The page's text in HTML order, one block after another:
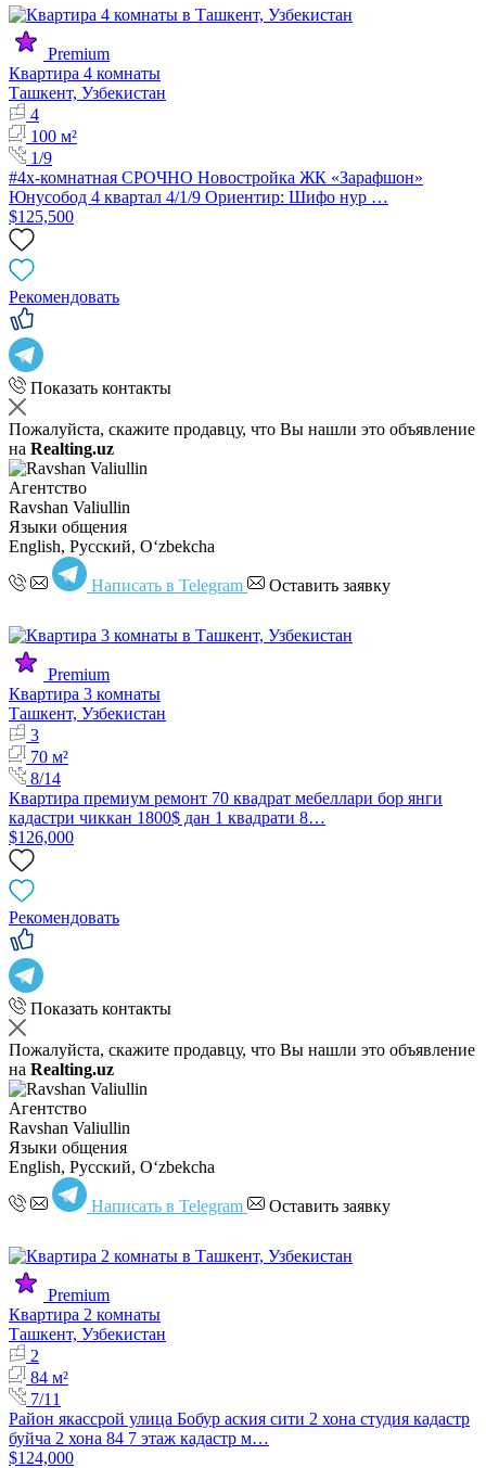
Premium
Квартира 4 комнаты
Ташкент, Узбекистан
4
100 м²
1/9
#4х-комнатная СРОЧНО Новостройка ЖК «Зарафшон»
Юнусобод 4 квартал 4/1/9 Ориентир: Шифо нур …
$125,500
Рекомендовать
Показать контакты
Пожалуйста, скажите продавцу, что Вы нашли это объявление
на Realting.uz
Агентство
Ravshan Valiullin
Языки общения
English, Русский, Oʻzbekcha
Написать в Telegram Оставить заявку
Premium
Квартира 3 комнаты
Ташкент, Узбекистан
3
70 м²
8/14
Квартира премиум ремонт 70 квадрат мебеллари бор янги
кадастри чиккан 1800$ дан 1 квадрати 8…
$126,000
Рекомендовать
Показать контакты
Пожалуйста, скажите продавцу, что Вы нашли это объявление
на Realting.uz
Агентство
Ravshan Valiullin
Языки общения
English, Русский, Oʻzbekcha
Написать в Telegram Оставить заявку
Premium
Квартира 2 комнаты
Ташкент, Узбекистан
2
84 м²
7/11
Район якассрой улица Бобур аския сити 2 хона студия кадастр
буйча 2 хона 84 7 этаж кадастр м…
$124,000